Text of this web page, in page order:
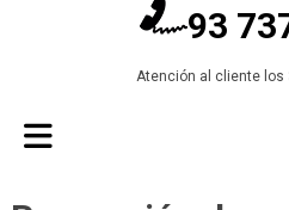
93
Atención al cliente los